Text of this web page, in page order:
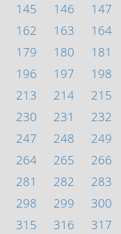
145 146 147
162 163 164
179 180 181
196 197 198
213 214 215
230 231 232
247 248 249
264 265 266
281 282 283
298 299 300
315 316 317